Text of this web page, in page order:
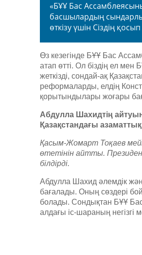
«БҰҰ Бас
басшылардың сындарлы
өткізу үшін Сіздің
Өз кезегінде БҰҰ Бас
атап өтті. Ол біздің ел мен
жеткізді, сондай-ақ
реформаларды, елдің
қорытындылары жоғары
Абдулла Шахидтің
Қазақстандағы
Қасым-Жомарт Тоқаев
өтетінін айтты.
білдірді.
Абдулла Шахид әлемдік
бағалады. Оның сөздері
болады. Сондықтан БҰҰ
алдағы іс-шараның негізгі